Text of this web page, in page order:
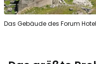
Das Gebäude des Forum